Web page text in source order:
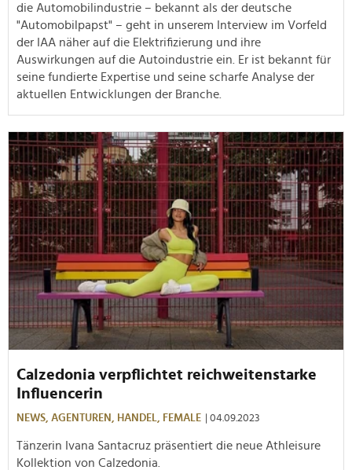
die Automobilindustrie – bekannt als der deutsche
"Automobilpapst" – geht in unserem Interview im Vorfeld
der IAA näher auf die Elektrifizierung und ihre
Auswirkungen auf die Autoindustrie ein. Er ist bekannt für
seine fundierte Expertise und seine scharfe Analyse der
aktuellen Entwicklungen der Branche.
Calzedonia verpflichtet reichweitenstarke
Influencerin
NEWS, AGENTUREN, HANDEL, FEMALE | 04.09.2023
Tänzerin Ivana Santacruz präsentiert die neue Athleisure
Kollektion von Calzedonia.